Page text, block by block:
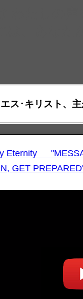
わたしの
エス･キリスト、
Eternity
GET